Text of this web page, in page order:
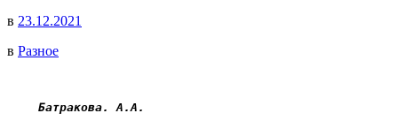
в 23.12.2021
в Разное
Батракова. А.А.